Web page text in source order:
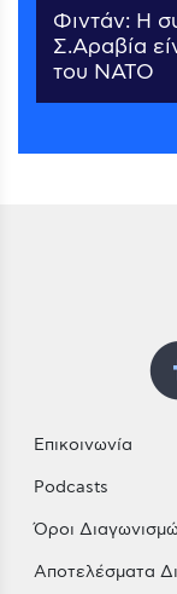
Φιντάν: Η
Σ.Αραβία
του ΝΑΤΟ
Επικοινωνία
Podcasts
Όροι
Αποτελέσματα